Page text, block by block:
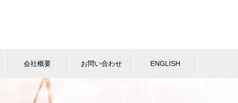
会社概要 お問い合わせ ENGLISH